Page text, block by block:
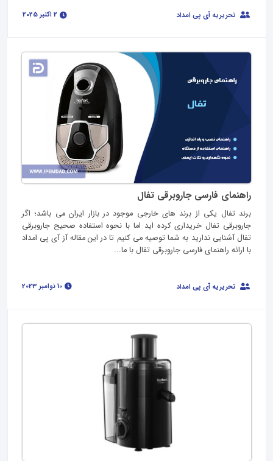
تحریریه آی پی امداد
راهنمای فارسی جاروبرقی تفال
برند تفال یکی از برند های خارجی موجود در بازار ایران می باشد؛ اگر
جاروبرقی تفال خریداری کرده اید اما با نحوه استفاده صحیح جاروبرقی
تفال آشنایی ندارید به شما توصیه می کنیم تا در این مقاله آز آی پی امداد
با ارائه راهنمای فارسی جاروبرقی تفال با ما...
تحریریه آی پی امداد